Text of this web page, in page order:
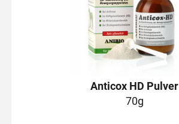
Anticox HD Pulver
70g